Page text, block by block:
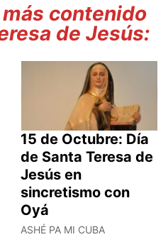
contenido
de Jesús:
15 de Octubre: Día
de Santa Teresa de
Jesús en
sincretismo con
Oyá
ASHÉ PA MI CUBA